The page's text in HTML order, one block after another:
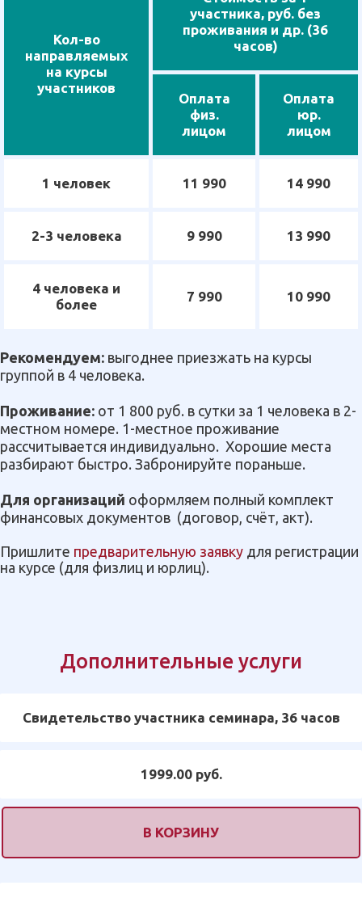
Кол-во
направляемых
на курсы
участников
участника, руб. без
проживания и др. (36
часов)
Оплата
физ.
лицом
Оплата
юр.
лицом
1 человек 11 990 14 990
2-3 человека 9 990 13 990
4 человека и
более
7 990 10 990
Рекомендуем: выгоднее приезжать на курсы
группой в 4 человека.
Проживание: от 1 800 руб. в сутки за 1 человека в 2-
местном номере. 1-местное проживание
рассчитывается индивидуально. Хорошие места
разбирают быстро. Забронируйте пораньше.
Для организаций оформляем полный комплект
финансовых документов (договор, счёт, акт).
Пришлите предварительную заявку для регистрации
на курсе (для физлиц и юрлиц).
Дополнительные услуги
Свидетельство участника семинара, 36 часов
1999.00 руб.
В КОРЗИНУ